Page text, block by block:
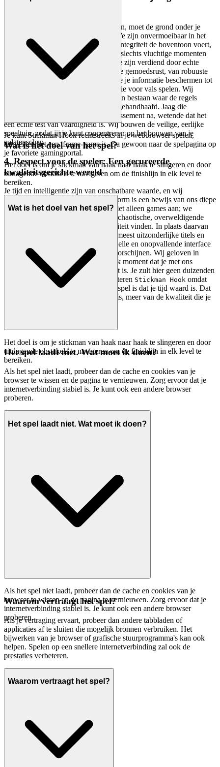
Om ware meesterschap te laten bloeien, moet de grond onder je
voeten stabiel, veilig en eerlijk zijn. We zijn onvermoeibaar in het
cultiveren van een omgeving waarin integriteit de boventoon voert,
en zorgen ervoor dat je prestaties niet slechts vluchtige momenten
zijn, maar betekenisvolle mijlpalen die zijn verdiend door echte
vaardigheid. We geven prioriteit aan je gemoedsrust, van robuuste
maatregelen voor gegevensprivacy die je informatie beschermen tot
een onwrikbaar beleid zonder tolerantie voor vals spelen. Wij
geloven dat echte competitie alleen kan bestaan waar de regels
duidelijk zijn en consequent worden gehandhaafd. Jaag die
-klassement na, wetende dat het
een echte test van vaardigheid is. Wij bouwen de veilige, eerlijke
speeltuin, zodat jij je kunt concentreren op het bouwen van je
nalatenschap.
4. Respect voor de speler: Een gecureerde,
kwaliteitsgerichte wereld
Je tijd en intelligentie zijn van onschatbare waarde, en wij
behandelen ze als zodanig. Ons platform is een bewijs van ons diepe
respect voor de speler – we bieden niet alleen games aan; we
cureren ervaringen. Je zult hier geen chaotische, overweldigende
stortvloed van content van lage kwaliteit vinden. In plaats daarvan
selecteren we met de hand alleen de meest uitzonderlijke titels en
presenteren ze binnen een schone, snelle en onopvallende interface
die de schittering van het spel laat doorschijnen. Wij geloven in
minder ruis en meer signaal, zodat elk moment dat je met ons
doorbrengt een goed besteed moment is. Je zult hier geen duizenden
gekloonde games vinden. We presenteren Stickman Hook omdat
we geloven dat het een uitzonderlijk spel is dat je tijd waard is. Dat
is onze curatoriële belofte: minder ruis, meer van de kwaliteit die je
Je kunt Stickman Hook rechtstreeks in je webbrowser spelen,
aangezien het een iframe-game is. Ga gewoon naar de spelpagina op
je favoriete gamingportal.
Wat is het doel van het spel?
Het doel is om je stickman van haak naar haak te slingeren en door
uitdagende obstakels te navigeren om de finishlijn in elk level te
bereiken.
Wat is het doel van het spel?
Het doel is om je stickman van haak naar haak te slingeren en door
uitdagende obstakels te navigeren om de finishlijn in elk level te
bereiken.
Het spel laadt niet. Wat moet ik doen?
Als het spel niet laadt, probeer dan de cache en cookies van je
browser te wissen en de pagina te vernieuwen. Zorg ervoor dat je
internetverbinding stabiel is. Je kunt ook een andere browser
proberen.
Het spel laadt niet. Wat moet ik doen?
Als het spel niet laadt, probeer dan de cache en cookies van je
browser te wissen en de pagina te vernieuwen. Zorg ervoor dat je
internetverbinding stabiel is. Je kunt ook een andere browser
proberen.
Waarom vertraagt het spel?
Als je vertraging ervaart, probeer dan andere tabbladen of
applicaties af te sluiten die mogelijk bronnen verbruiken. Het
bijwerken van je browser of grafische stuurprogramma's kan ook
helpen. Spelen op een snellere internetverbinding zal ook de
prestaties verbeteren.
Waarom vertraagt het spel?